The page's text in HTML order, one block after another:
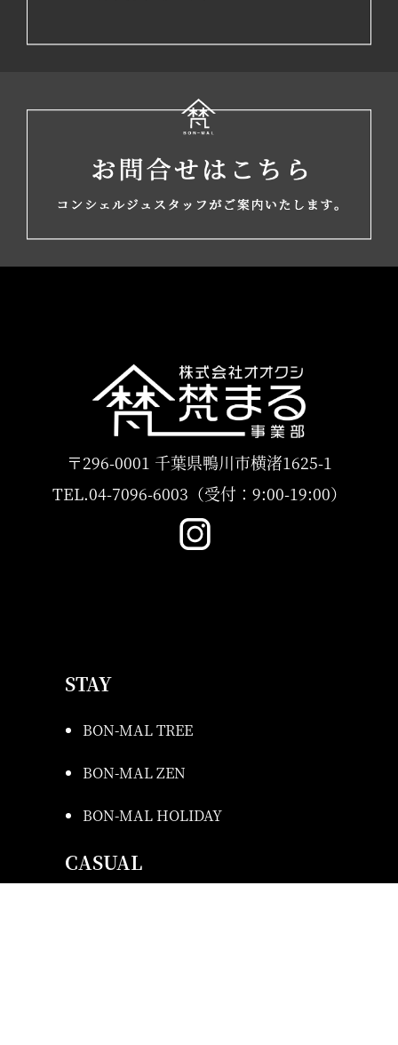
〒296-0001 千葉県鴨川市横渚1625-1
TEL.04-7096-6003（受付：9:00-19:00）
STAY
BON-MAL TREE
BON-MAL ZEN
BON-MAL HOLIDAY
CASUAL